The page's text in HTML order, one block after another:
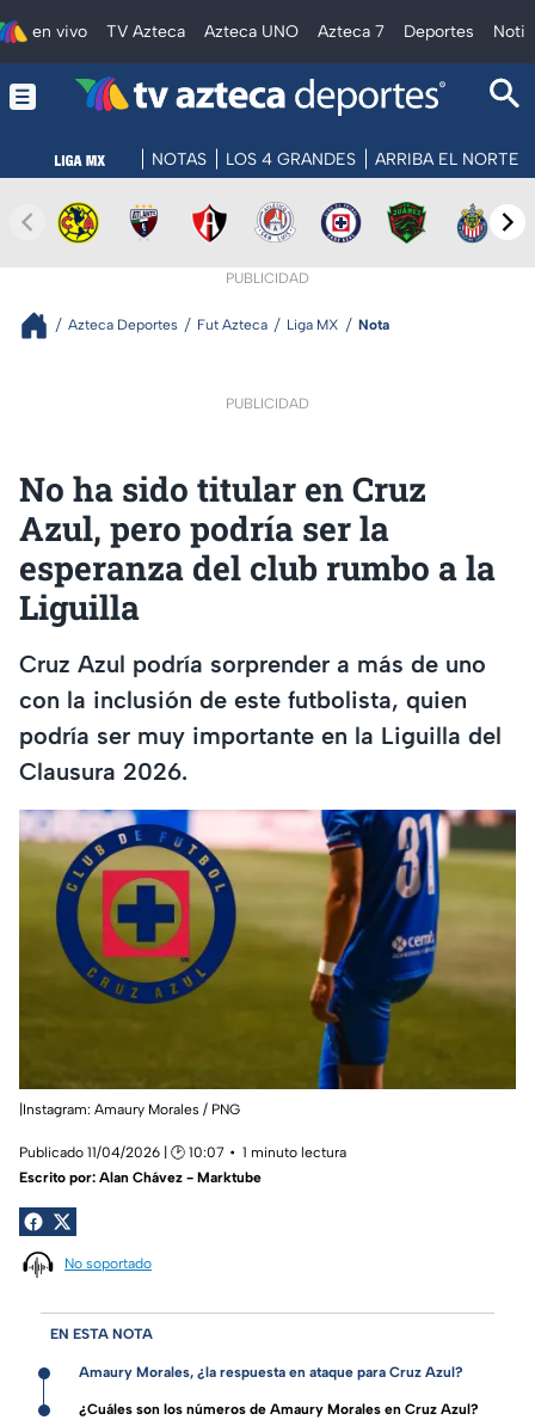
en vivo TV Azteca Azteca UNO Azteca 7 Deportes
NOTAS LOS 4 GRANDES ARRIBA EL NORTE
PUBLICIDAD
Azteca Deportes Fut Azteca Liga MX Nota
PUBLICIDAD
No ha sido titular en Cruz
Azul, pero podría ser la
esperanza del club rumbo a la
Liguilla
Cruz Azul podría sorprender a más de uno
con la inclusión de este futbolista, quien
podría ser muy importante en la Liguilla del
Clausura 2026.
|Instagram: Amaury Morales / PNG
Publicado 11/04/2026 | 🕑 10:07
1 minuto lectura
Escrito por: Alan Chávez - Marktube
No soportado
EN ESTA NOTA
Amaury Morales, ¿la respuesta en ataque para Cruz Azul?
¿Cuáles son los números de Amaury Morales en Cruz Azul?